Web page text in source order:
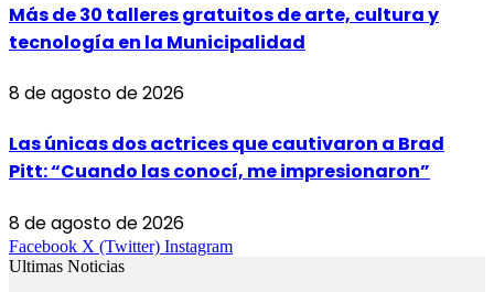
Más de 30 talleres gratuitos de arte, cultura y
tecnología en la Municipalidad
8 de agosto de 2026
Las únicas dos actrices que cautivaron a Brad
Pitt: “Cuando las conocí, me impresionaron”
8 de agosto de 2026
Facebook X (Twitter) Instagram
Ultimas Noticias